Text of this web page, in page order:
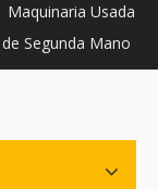
Português
Pусский
Maquinaria Usada
Segunda Mano